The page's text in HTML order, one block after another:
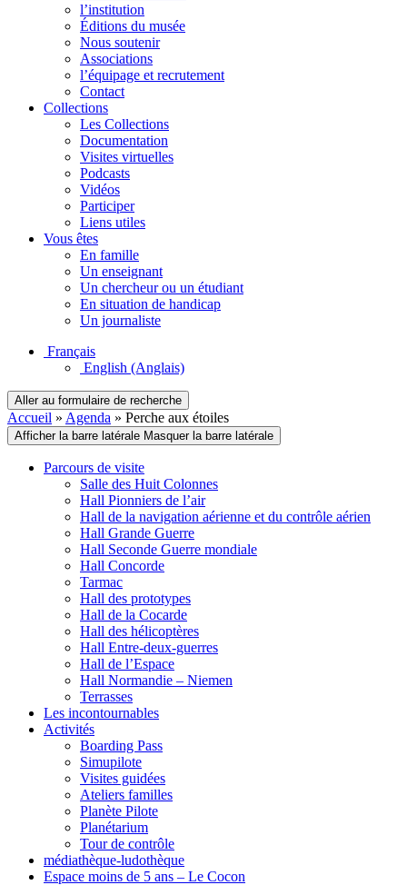
l’institution
Éditions du musée
Nous soutenir
Associations
l’équipage et recrutement
Contact
Collections
Les Collections
Documentation
Visites virtuelles
Podcasts
Vidéos
Participer
Liens utiles
Vous êtes
En famille
Un enseignant
Un chercheur ou un étudiant
En situation de handicap
Un journaliste
Français
English (Anglais)
Aller au formulaire de recherche
Accueil » Agenda » Perche aux étoiles
Afficher la barre latérale Masquer la barre latérale
Parcours de visite
Salle des Huit Colonnes
Hall Pionniers de l’air
Hall de la navigation aérienne et du contrôle aérien
Hall Grande Guerre
Hall Seconde Guerre mondiale
Hall Concorde
Tarmac
Hall des prototypes
Hall de la Cocarde
Hall des hélicoptères
Hall Entre-deux-guerres
Hall de l’Espace
Hall Normandie – Niemen
Terrasses
Les incontournables
Activités
Boarding Pass
Simupilote
Visites guidées
Ateliers familles
Planète Pilote
Planétarium
Tour de contrôle
médiathèque-ludothèque
Espace moins de 5 ans – Le Cocon